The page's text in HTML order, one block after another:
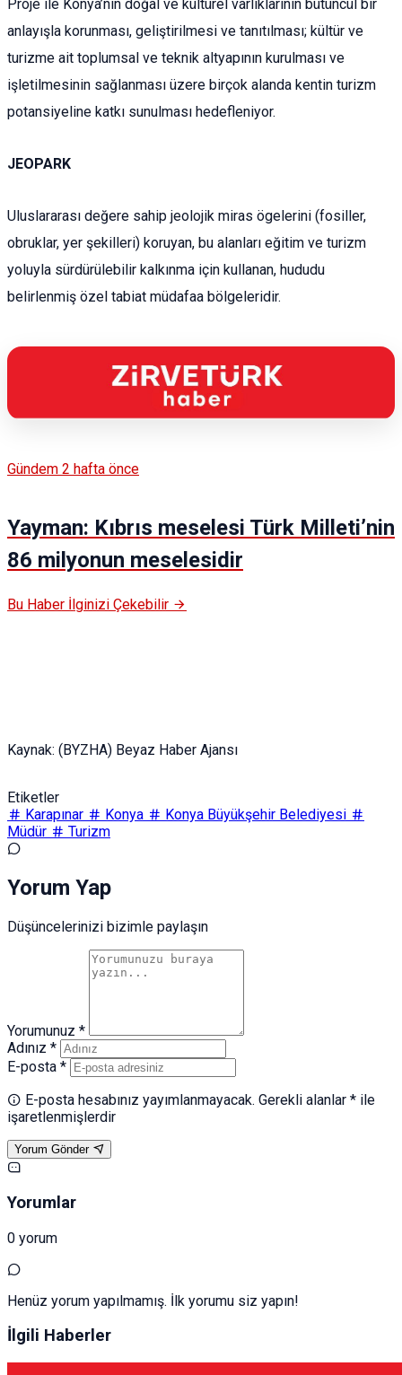
Proje ile Konya’nın doğal ve kültürel varlıklarının bütüncül bir
anlayışla korunması, geliştirilmesi ve tanıtılması; kültür ve
turizme ait toplumsal ve teknik altyapının kurulması ve
işletilmesinin sağlanması üzere birçok alanda kentin turizm
potansiyeline katkı sunulması hedefleniyor.
JEOPARK
Uluslararası değere sahip jeolojik miras ögelerini (fosiller,
obruklar, yer şekilleri) koruyan, bu alanları eğitim ve turizm
yoluyla sürdürülebilir kalkınma için kullanan, hududu
belirlenmiş özel tabiat müdafaa bölgeleridir.
Gündem 2 hafta önce
Yayman: Kıbrıs meselesi Türk Milleti’nin
86 milyonun meselesidir
Bu Haber İlginizi Çekebilir
Kaynak: (BYZHA) Beyaz Haber Ajansı
Etiketler
Karapınar
Konya
Konya Büyükşehir Belediyesi
Müdür
Turizm
Yorum Yap
Düşüncelerinizi bizimle paylaşın
Yorumunuz *
Adınız *
E-posta *
E-posta hesabınız yayımlanmayacak. Gerekli alanlar * ile
işaretlenmişlerdir
Yorum Gönder
Yorumlar
0 yorum
Henüz yorum yapılmamış. İlk yorumu siz yapın!
İlgili Haberler